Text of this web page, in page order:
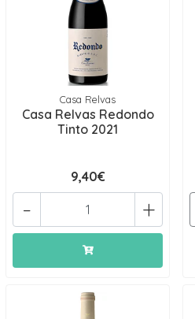
Casa Relvas
Casa Relvas Redondo
Tinto 2021
9,40€
+
-